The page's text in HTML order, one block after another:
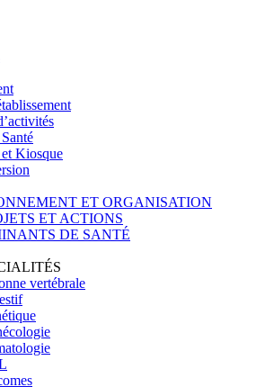
Kiosque
ET ORGANISATION
ET ACTIONS
DE SANTÉ
vertébrale